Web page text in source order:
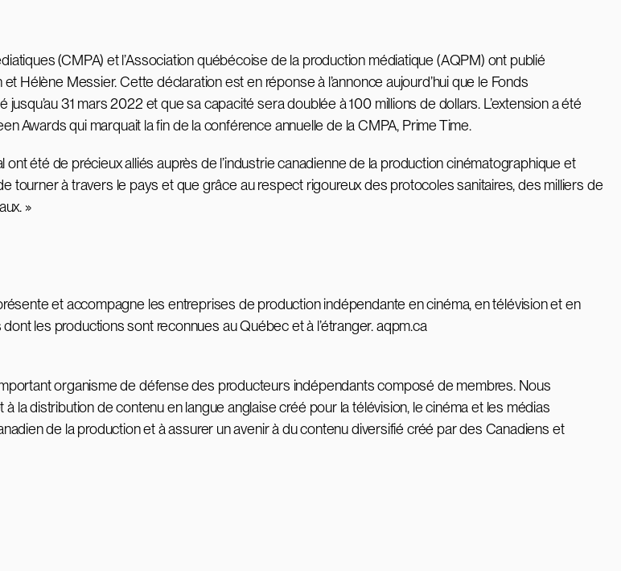
(CMPA) et l’Association québécoise de la production médiatique (AQPM) ont publié
Hélène Messier. Cette déclaration est en réponse à l’annonce aujourd’hui que le Fonds
31 mars 2022 et que sa capacité sera doublée à 100 millions de dollars. L’extension a été
Awards qui marquait la fin de la conférence annuelle de la CMPA, Prime Time.
été de précieux alliés auprès de l’industrie canadienne de la production cinématographique et
tourner à travers le pays et que grâce au respect rigoureux des protocoles sanitaires, des milliers de
»
et accompagne les entreprises de production indépendante en cinéma, en télévision et en
les productions sont reconnues au Québec et à l’étranger. aqpm.ca
organisme de défense des producteurs indépendants composé de membres. Nous
distribution de contenu en langue anglaise créé pour la télévision, le cinéma et les médias
de la production et à assurer un avenir à du contenu diversifié créé par des Canadiens et